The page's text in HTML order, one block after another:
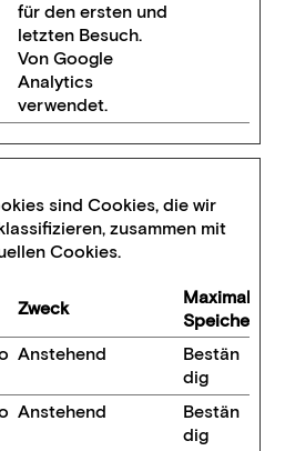
für den ersten und
letzten Besuch.
Von Google
Analytics
verwendet.
sind Cookies, die wir
zusammen mit
Cookies.
Zweck
Maximale
Anstehend
Bestän
dig
Anstehend
Bestän
dig